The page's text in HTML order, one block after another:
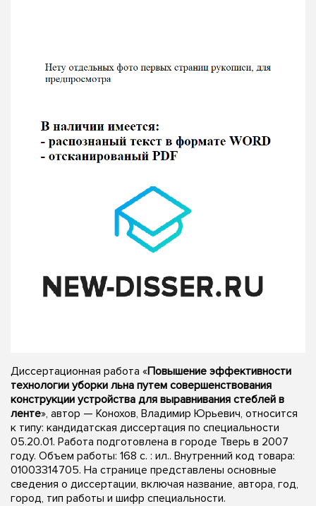
Диссертационная работа «Повышение эффективности
технологии уборки льна путем совершенствования
конструкции устройства для выравнивания стеблей в
ленте», автор — Конохов, Владимир Юрьевич, относится
к типу: кандидатская диссертация по специальности
05.20.01. Работа подготовлена в городе Тверь в 2007
году. Объем работы: 168 с. : ил.. Внутренний код товара:
01003314705. На странице представлены основные
сведения о диссертации, включая название, автора, год,
город, тип работы и шифр специальности.